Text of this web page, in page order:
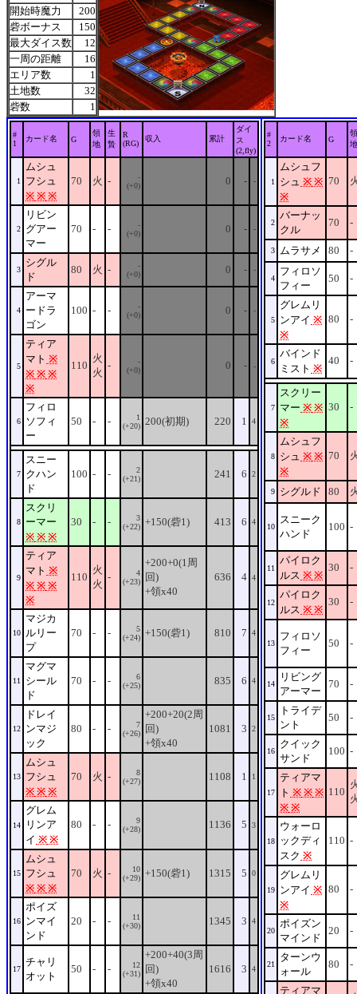
開始時魔力
200
砦ボーナス
150
最大ダイス数
12
一周の距離
16
エリア数
1
土地数
32
砦数
1
#
1
カード名 G
領
地
生
贄
R
(RG)
収入 累計
ダイ
ス
(2,fly)
1
ムシュ
フシュ
※ ※ ※
70 火 -
-
(+0)
0 - -
2
リビン
グアー
マー
70 - -
-
(+0)
0 - -
3
シグル
ド
80 火 -
-
(+0)
0 - -
4
アーマ
ードラ
ゴン
100 - -
-
(+0)
0 - -
5
ティア
マト ※
※ ※ ※
※
110
火
火
-
-
(+0)
0 - -
6
フィロ
ソフィ
ー
50 - -
1
(+20) 200(初期) 220 1 4
7
スニー
クハン
ド
100 - -
2
(+21)
241 6 2
8
スクリ
ーマー
※ ※ ※
30 - -
3
(+22) +150(砦1) 413 6 4
9
ティア
マト ※
※ ※ ※
※
110
火
火
-
4
(+23)
+200+0(1周
回)
+領x40
636 4 4
10
マジカ
ルリー
プ
70 - -
5
(+24) +150(砦1) 810 7 4
11
マグマ
シール
ド
70 - -
6
(+25)
835 6 4
12
ドレイ
ンマジ
ック
80 - -
7
(+26)
+200+20(2周
回)
+領x40
1081 3 2
13
ムシュ
フシュ
※ ※ ※
70 火 -
8
(+27)
1108 1 1
14
グレム
リンア
イ ※ ※
80 - -
9
(+28)
1136 5 3
15
ムシュ
フシュ
※ ※ ※
70 火 -
10
(+29) +150(砦1) 1315 5 0
16
ポイズ
ンマイ
ンド
20 - -
11
(+30)
1345 3 4
17
チャリ
オット
50 - -
12
(+31)
+200+40(3周
回)
+領x40
1616 3 4
#
2
カード名 G
領
地
1
ムシュフ
シュ ※ ※
※
70
2
バーナッ
クル
70 -
3 ムラサメ 80 -
4
フィロソ
フィー
50 -
5
グレムリ
ンアイ ※
※
80 -
6
バインド
ミスト ※
40 -
7
スクリー
マー ※ ※
※
30 -
8
ムシュフ
シュ ※ ※
※
70
9 シグルド 80
10
スニーク
ハンド
100 -
11
パイロク
ルス ※ ※
30 -
12
パイロク
ルス ※ ※
30 -
13
フィロソ
フィー
50 -
14
リビング
アーマー
70 -
15
トライデ
ント
50 -
16
クイック
サンド
100 -
17
ティアマ
ト ※ ※ ※
※ ※
110
18
ウォーロ
ックディ
スク ※
110 -
19
グレムリ
ンアイ ※
※
80 -
20
ポイズン
マインド
20 -
21
ターンウ
ォール
80 -
ティアマ